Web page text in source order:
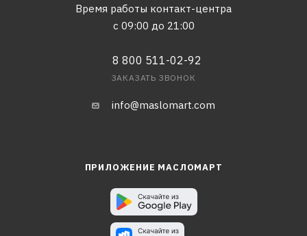
Время работы контакт-центра
с 09:00 до 21:00
8 800 511-02-92
ЗАКАЗАТЬ ЗВОНОК
info@maslomart.com
ПРИЛОЖЕНИЕ МАСЛОМАРТ